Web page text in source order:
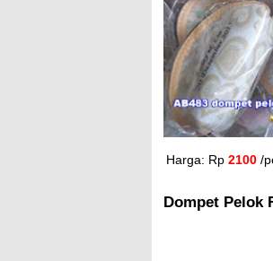
Harga: Rp 2100 /
Dompet Pelok